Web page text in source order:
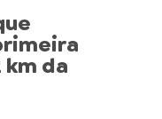
da